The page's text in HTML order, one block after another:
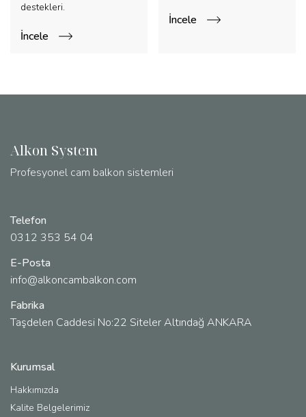
destekleri.
İncele
İncele
Alkon System
Profesyonel cam balkon sistemleri
Telefon
0312 353 54 04
E-Posta
info@alkoncambalkon.com
Fabrika
Taşdelen Caddesi No:22 Siteler Altındağ ANKARA
Kurumsal
Hakkımızda
Kalite Belgelerimiz